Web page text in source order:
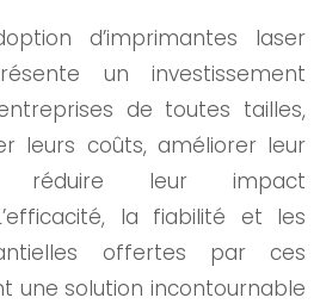
d’imprimantes laser
un investissement
de toutes tailles,
leurs coûts, améliorer leur
réduire leur impact
la fiabilité et les
offertes par ces
une solution incontournable